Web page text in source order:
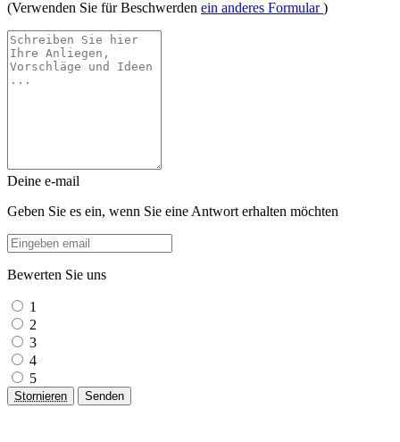
(Verwenden Sie für Beschwerden ein anderes Formular)
Deine e-mail
Geben Sie es ein, wenn Sie eine Antwort erhalten möchten
Bewerten Sie uns
1
2
3
4
5
Stornieren Senden